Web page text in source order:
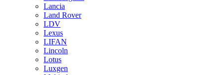
Lancia
Land Rover
LDV
Lexus
LIFAN
Lincoln
Lotus
Luxgen